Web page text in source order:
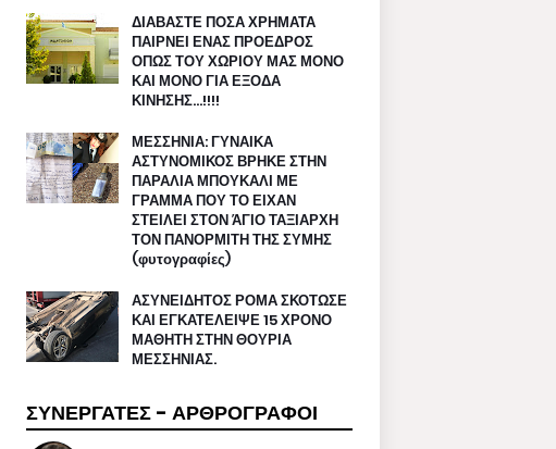
ΔΙΑΒΑΣΤΕ ΠΟΣΑ ΧΡΗΜΑΤΑ
ΠΑΙΡΝΕΙ ΕΝΑΣ ΠΡΟΕΔΡΟΣ
ΟΠΩΣ ΤΟΥ ΧΩΡΙΟΥ ΜΑΣ ΜΟΝΟ
ΚΑΙ ΜΟΝΟ ΓΙΑ ΕΞΟΔΑ
ΚΙΝΗΣΗΣ…!!!!
ΜΕΣΣΗΝΙΑ: ΓΥΝΑΙΚΑ
ΑΣΤΥΝΟΜΙΚΟΣ ΒΡΗΚΕ ΣΤΗΝ
ΠΑΡΑΛΙΑ ΜΠΟΥΚΑΛΙ ΜΕ
ΓΡΑΜΜΑ ΠΟΥ ΤΟ ΕΙΧΑΝ
ΣΤΕΙΛΕΙ ΣΤΟΝ ΆΓΙΟ ΤΑΞΙΑΡΧΗ
ΤΟΝ ΠΑΝΟΡΜΙΤΗ ΤΗΣ ΣΥΜΗΣ
(φυτογραφίες)
ΑΣΥΝΕΙΔΗΤΟΣ ΡΟΜΑ ΣΚΟΤΩΣΕ
ΚΑΙ ΕΓΚΑΤΕΛΕΙΨΕ 15 ΧΡΟΝΟ
ΜΑΘΗΤΗ ΣΤΗΝ ΘΟΥΡΙΑ
ΜΕΣΣΗΝΙΑΣ.
ΣΥΝΕΡΓΑΤΕΣ - ΑΡΘΡΟΓΡΑΦΟΙ